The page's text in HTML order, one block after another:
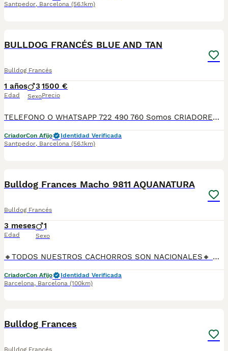
Santpedor, Barcelona (56.1km)
BULLDOG FRANCÉS BLUE AND TAN
Bulldog Francés
1 años
Edad
3
Sexo
1500 €
Precio
TELEFONO O WHATSAPP 722 490 760 Somos CRIADORES PROFESIONALES, CON NÚCLEO ZOOLÓGICO PROPIO. Seleccionamos para tener los mejores ejemplares tanto a nivel morfología como a nivel de salud y comportamiento. Nuestros cachorros crecen en un ambiente familiar, con unas condiciones higiénico-sanitarias excepcionales y totalmente socializados, tanto con otros animales como con las personas, para garantizar su bienestar animal. No dudes en consultar sobre disponibilidad de entrega, reserva y sus características, Nuestros cachorros se entregan: DESPARASITADOS INTERNA Y EXTERNAMENTE CON SUS VACUNAS AL DÍA CORRESPONDIENTES POR EDAD CARTILLA DE VACUNACIÓN Y GARANTIA COMPLETA DE SALUD ( VÍRICAS, GENÉTICAS Y HEREDITARIASñ) POR ESCRITO! PARA MAS INFORMACIÓN, FOTOS/VIDEOS O CONSULTAS LLAMANOS O ESCRIBENOS POR WHATSAPP AL 722 490 760 POSIBILIDAD DE ENTREGA PERSONALIZADA A DOMICILIO EN TODO EL TERRITORIO NACIONAL.
CriadorCon Afijo
Identidad Verificada
Santpedor, Barcelona (56.1km)
Bulldog Frances Macho 9811 AQUANATURA
Bulldog Francés
3 meses
Edad
1
Sexo
🔸TODOS NUESTROS CACHORROS SON NACIONALES🔸 Se entregan con sus vacunas, desparasitaciones internas y externas, microchip y su registro, cartilla sanitaria, contrato de garantías, toda su documentación legal y factura. ✅ Somos un criadero familiar autorizado y certificado por la Generalitat de Catalunya bajo el número de Núcleo Zoológico G25/00314. 💙 Con más de 30 años promoviendo la cría responsable. PARA MÁS INFORMACIÓN: ☎️ TIENDA 933095977 📱 CRIADERO 685878504 📱 WHATSAPP 674320847 🐶 Puedes conocer a los cachorros en persona (cita previa) 💻 Fotos y vídeos www.aquanatura.es 🚙 Hacemos envíos 💰 Financiamos 📌 Calle Roger de Flor 45, muy cerca del Arc de Triomf de Barcelona, de Lunes a Sábados. AQUANATURA
CriadorCon Afijo
Identidad Verificada
Barcelona, Barcelona (100km)
Bulldog Frances
Bulldog Francés